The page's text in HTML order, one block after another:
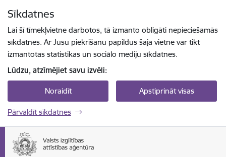
Sīkdatnes
Lai šī tīmekļvietne darbotos, tā izmanto obligāti nepieciešamās
sīkdatnes. Ar Jūsu piekrišanu papildus šajā vietnē var tikt
izmantotas statistikas un sociālo mediju sīkdatnes.
Lūdzu, atzīmējiet savu izvēli:
Noraidīt Apstiprināt visas
Pārvaldīt sīkdatnes